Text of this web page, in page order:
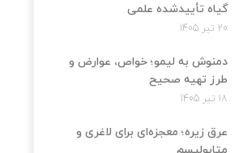
گیاه تأییدشده علمی
20 تیر 1405
دمنوش به لیمو؛ خواص، عوارض و
طرز تهیه صحیح
18 تیر 1405
عرق زیره؛ معجزه‌ای برای لاغری و